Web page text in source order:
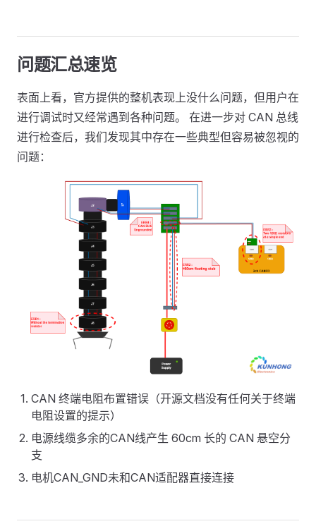
问题汇总速览
表面上看，官方提供的整机表现上没什么问题，但用户在
进行调试时又经常遇到各种问题。 在进一步对 CAN 总线
进行检查后，我们发现其中存在一些典型但容易被忽视的
问题：
CAN 终端电阻布置错误（开源文档没有任何关于终端
电阻设置的提示）
电源线缆多余的CAN线产生 60cm 长的 CAN 悬空分
支
电机CAN_GND未和CAN适配器直接连接